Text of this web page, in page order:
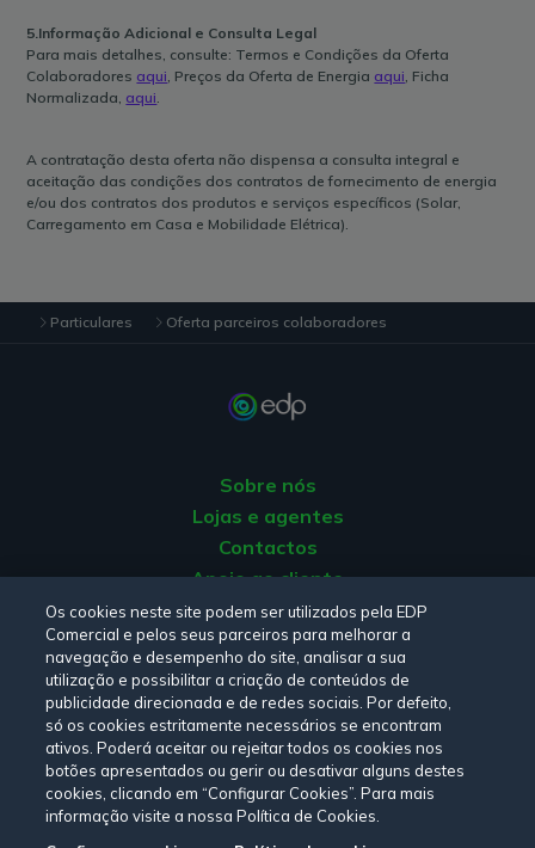
5.Informação Adicional e Consulta Legal
Para mais detalhes, consulte: Termos e Condições da Oferta
Colaboradores aqui, Preços da Oferta de Energia aqui, Ficha
Normalizada, aqui.
A contratação desta oferta não dispensa a consulta integral e
aceitação das condições dos contratos de fornecimento de energia
e/ou dos contratos dos produtos e serviços específicos (Solar,
Carregamento em Casa e Mobilidade Elétrica).
Particulares Oferta parceiros colaboradores
Sobre nós
Lojas e agentes
Contactos
Apoio ao cliente
Origem da energia
Livro de reclamações
Consulte a nossa Política de privacidade, Política de cookies
Termos e CondiçõeseDeclaração de Acessibilidade.
Siga-nos:
Os cookies neste site podem ser utilizados pela EDP
Comercial e pelos seus parceiros para melhorar a
navegação e desempenho do site, analisar a sua
utilização e possibilitar a criação de conteúdos de
publicidade direcionada e de redes sociais. Por defeito,
só os cookies estritamente necessários se encontram
ativos. Poderá aceitar ou rejeitar todos os cookies nos
botões apresentados ou gerir ou desativar alguns destes
cookies, clicando em “Configurar Cookies”. Para mais
informação visite a nossa Política de Cookies.